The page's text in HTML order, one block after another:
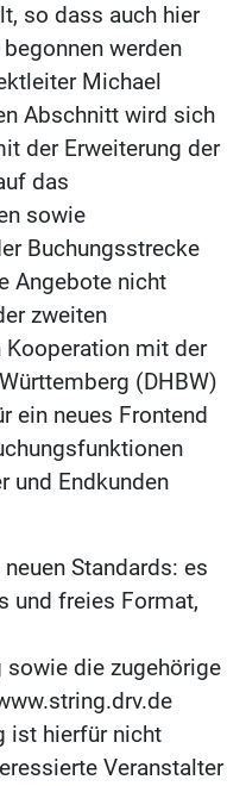
so dass auch hier
werden
Michael
Abschnitt wird sich
der Erweiterung der
das
sowie
Buchungsstrecke
Angebote nicht
zweiten
mit der
(DHBW)
ein neues Frontend
und Endkunden
Standards: es
und freies Format,
die zugehörige
ist hierfür nicht
Veranstalter